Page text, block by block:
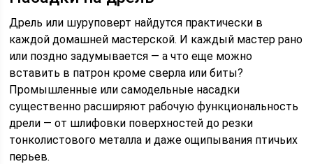
Дрель или шуруповерт найдутся практически в
каждой домашней мастерской. И каждый мастер рано
или поздно задумывается — а что еще можно
вставить в патрон кроме сверла или биты?
Промышленные или самодельные насадки
существенно расширяют рабочую функциональность
дрели — от шлифовки поверхностей до резки
тонколистового металла и даже ощипывания птичьих
перьев.